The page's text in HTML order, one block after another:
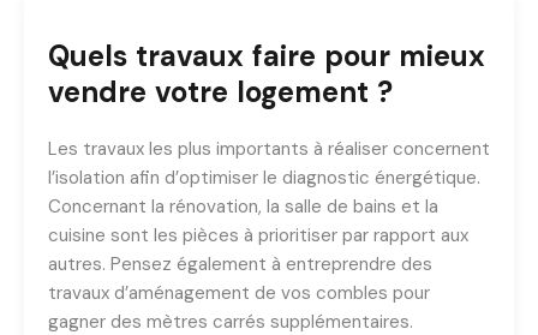
Quels travaux faire pour mieux
vendre votre logement ?
Les travaux les plus importants à réaliser concernent
l’isolation afin d’optimiser le diagnostic énergétique.
Concernant la rénovation, la salle de bains et la
cuisine sont les pièces à prioritiser par rapport aux
autres. Pensez également à entreprendre des
travaux d’aménagement de vos combles pour
gagner des mètres carrés supplémentaires.